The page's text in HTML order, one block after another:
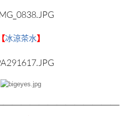
【冰涼茶水】